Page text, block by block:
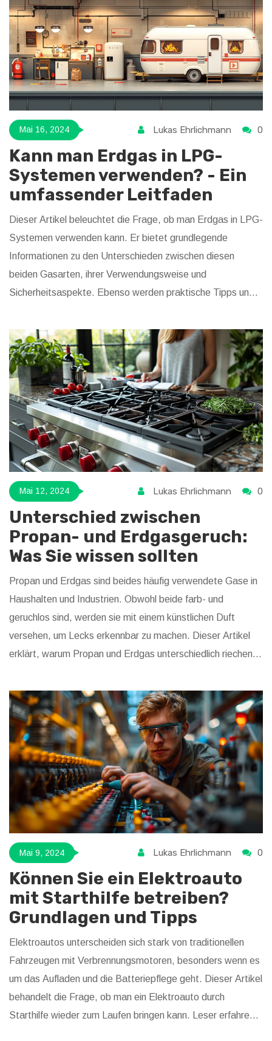
Mai 16, 2024 Lukas Ehrlichmann 0
Kann man Erdgas in LPG-
Systemen verwenden? - Ein
umfassender Leitfaden
Dieser Artikel beleuchtet die Frage, ob man Erdgas in LPG-
Systemen verwenden kann. Er bietet grundlegende
Informationen zu den Unterschieden zwischen diesen
beiden Gasarten, ihrer Verwendungsweise und
Sicherheitsaspekte. Ebenso werden praktische Tipps und
gegeben.
Mai 12, 2024 Lukas Ehrlichmann 0
Unterschied zwischen
Propan- und Erdgasgeruch:
Was Sie wissen sollten
Propan und Erdgas sind beides häufig verwendete Gase in
Haushalten und Industrien. Obwohl beide farb- und
geruchlos sind, werden sie mit einem künstlichen Duft
versehen, um Lecks erkennbar zu machen. Dieser Artikel
erklärt, warum Propan und Erdgas unterschiedlich riechen,
verwenden kann. Weiterhin werden die chemischen
Zusätze untersucht, die diesen Gasen ihren
charakteristischen Geruch verleihen.
Mai 9, 2024 Lukas Ehrlichmann 0
Können Sie ein Elektroauto
mit Starthilfe betreiben?
Grundlagen und Tipps
Elektroautos unterscheiden sich stark von traditionellen
Fahrzeugen mit Verbrennungsmotoren, besonders wenn es
um das Aufladen und die Batteriepflege geht. Dieser Artikel
behandelt die Frage, ob man ein Elektroauto durch
Starthilfe wieder zum Laufen bringen kann. Leser erfahren